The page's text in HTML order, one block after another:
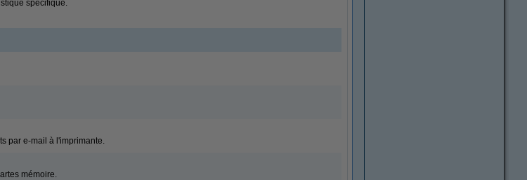
spécifique.
par e-mail à l'imprimante.
mémoire.